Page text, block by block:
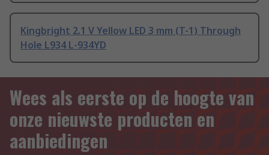
Kingbright 2.1 V Yellow LED 3 mm (T-1) Through
Hole L934 L-934YD
Wees als eerste op de hoogte van
onze nieuwste producten en
aanbiedingen